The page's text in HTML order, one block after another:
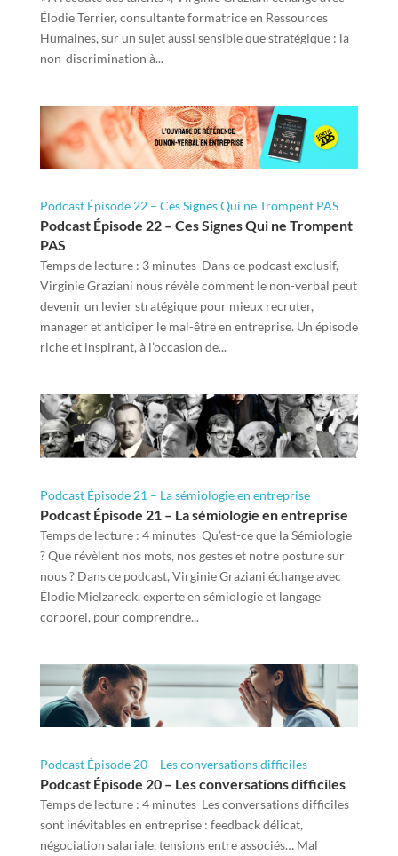
Élodie Terrier, consultante formatrice en Ressources
Humaines, sur un sujet aussi sensible que stratégique : la
non-discrimination à...
Podcast Épisode 22 – Ces Signes Qui ne Trompent PAS
Podcast Épisode 22 – Ces Signes Qui ne Trompent
PAS
Temps de lecture : 3 minutes Dans ce podcast exclusif,
Virginie Graziani nous révèle comment le non-verbal peut
devenir un levier stratégique pour mieux recruter,
manager et anticiper le mal-être en entreprise. Un épisode
riche et inspirant, à l’occasion de...
Podcast Épisode 21 – La sémiologie en entreprise
Podcast Épisode 21 – La sémiologie en entreprise
Temps de lecture : 4 minutes Qu’est-ce que la Sémiologie
? Que révèlent nos mots, nos gestes et notre posture sur
nous ? Dans ce podcast, Virginie Graziani échange avec
Élodie Mielzareck, experte en sémiologie et langage
corporel, pour comprendre...
Podcast Épisode 20 – Les conversations difficiles
Podcast Épisode 20 – Les conversations difficiles
Temps de lecture : 4 minutes Les conversations difficiles
sont inévitables en entreprise : feedback délicat,
négociation salariale, tensions entre associés… Mal